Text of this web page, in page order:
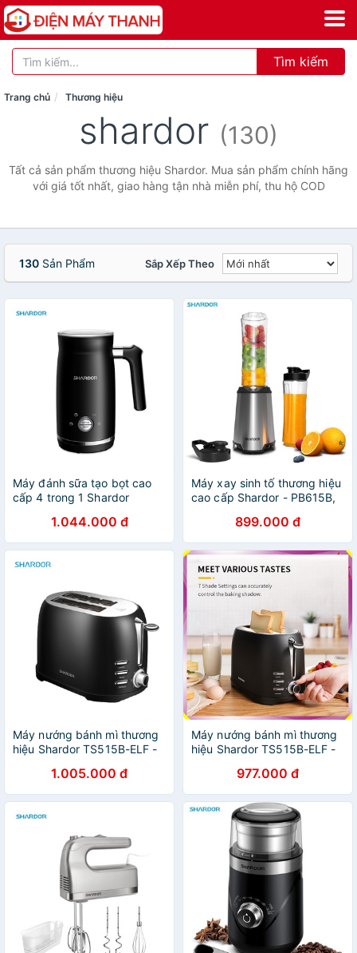
Tìm kiếm
Trang chủ Thương hiệu
shardor (130)
Tất cả sản phẩm thương hiệu Shardor. Mua sản phẩm chính hãng
với giá tốt nhất, giao hàng tận nhà miễn phí, thu hộ COD
130 Sản Phẩm Sắp Xếp Theo
Máy đánh sữa tạo bọt cao
cấp 4 trong 1 Shardor
500W, Dung tích: 400ml -
HÀNG CHÍNH HÃNG
1.044.000 đ
Máy xay sinh tố thương hiệu
cao cấp Shardor - PB615B,
suất: 300W ( Bảo hành: 1
NĂM)
899.000 đ
Máy nướng bánh mì thương
hiệu Shardor TS515B-ELF -
thước: 30x20x15cm
1.005.000 đ
Máy nướng bánh mì thương
hiệu Shardor TS515B-ELF -
hành chính hãng 12 tháng
977.000 đ